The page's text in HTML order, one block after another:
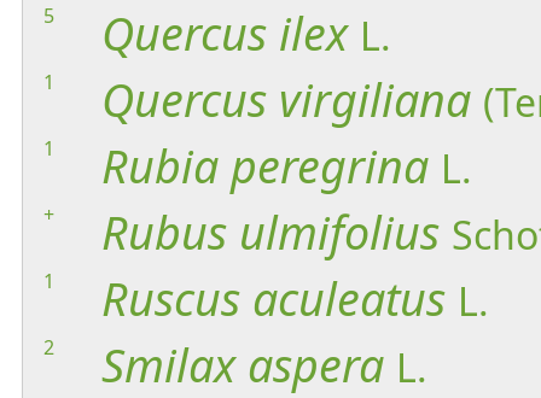
5 Quercus ilex L.
1 Quercus virgiliana
1 Rubia peregrina L.
+ Rubus ulmifolius
1 Ruscus aculeatus L.
2 Smilax aspera L.